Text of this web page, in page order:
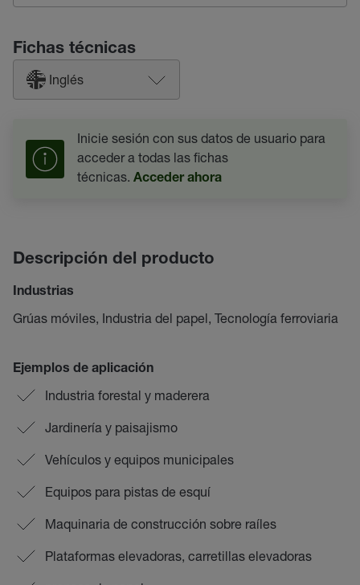
Fichas técnicas
Inglés
Inicie sesión con sus datos de usuario para
acceder a todas las fichas
técnicas. Acceder ahora
Descripción del producto
Industrias
Grúas móviles, Industria del papel, Tecnología ferroviaria
Ejemplos de aplicación
Industria forestal y maderera
Jardinería y paisajismo
Vehículos y equipos municipales
Equipos para pistas de esquí
Maquinaria de construcción sobre raíles
Plataformas elevadoras, carretillas elevadoras